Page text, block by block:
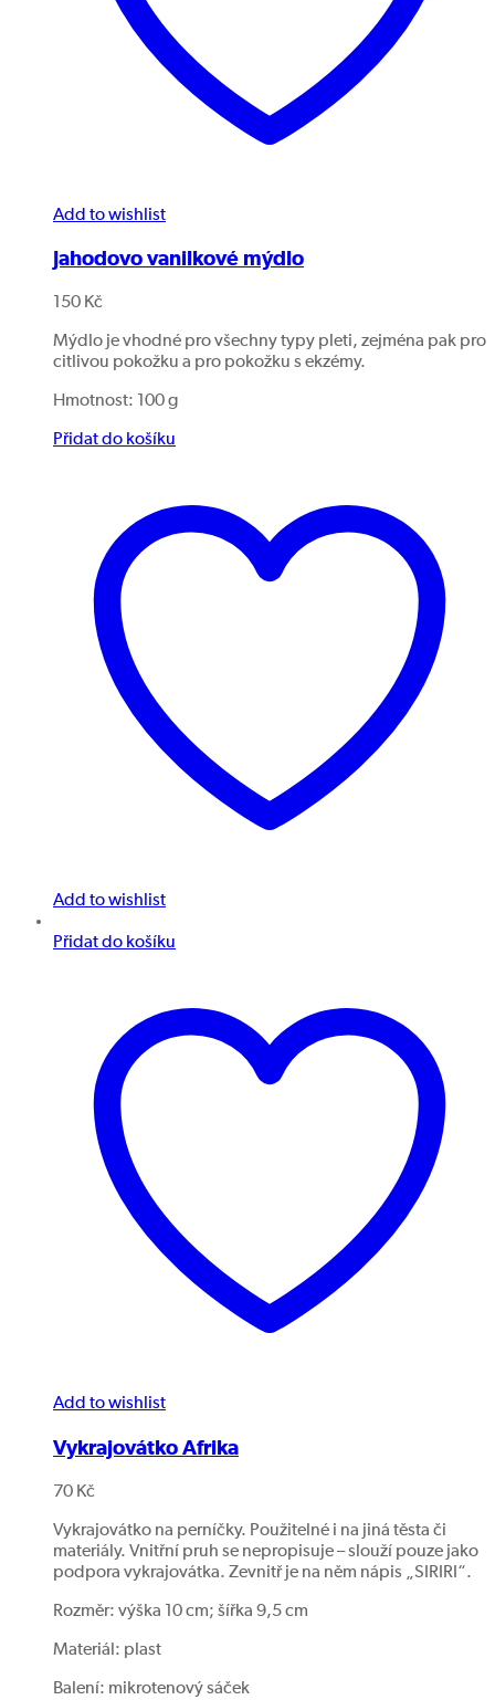
Add to wishlist
Jahodovo vanilkové mýdlo
150 Kč
Mýdlo je vhodné pro všechny typy pleti, zejména pak pro
citlivou pokožku a pro pokožku s ekzémy.
Hmotnost: 100 g
Přidat do košíku
Add to wishlist
Přidat do košíku
Add to wishlist
Vykrajovátko Afrika
70 Kč
Vykrajovátko na perníčky. Použitelné i na jiná těsta či
materiály. Vnitřní pruh se nepropisuje – slouží pouze jako
podpora vykrajovátka. Zevnitř je na něm nápis „SIRIRI“.
Rozměr: výška 10 cm; šířka 9,5 cm
Materiál: plast
Balení: mikrotenový sáček